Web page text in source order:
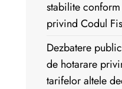
stabilite
privind Codul
Dezbatere
de hotarare
tarifelor altele